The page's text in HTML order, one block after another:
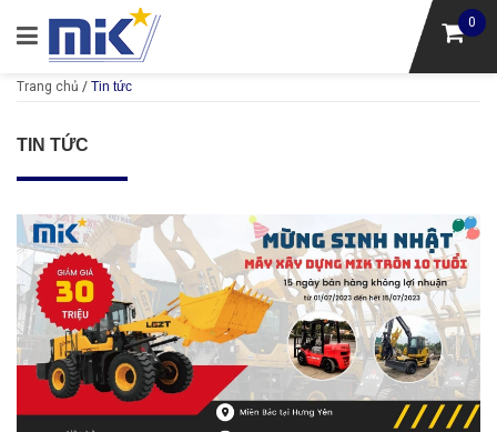
0
Trang chủ / Tin tức
TIN TỨC